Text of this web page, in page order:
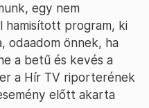
egy nem
hamisított program, ki
odaadom önnek, ha
a betű és kevés a
a Hír TV riporterének
előtt akarta